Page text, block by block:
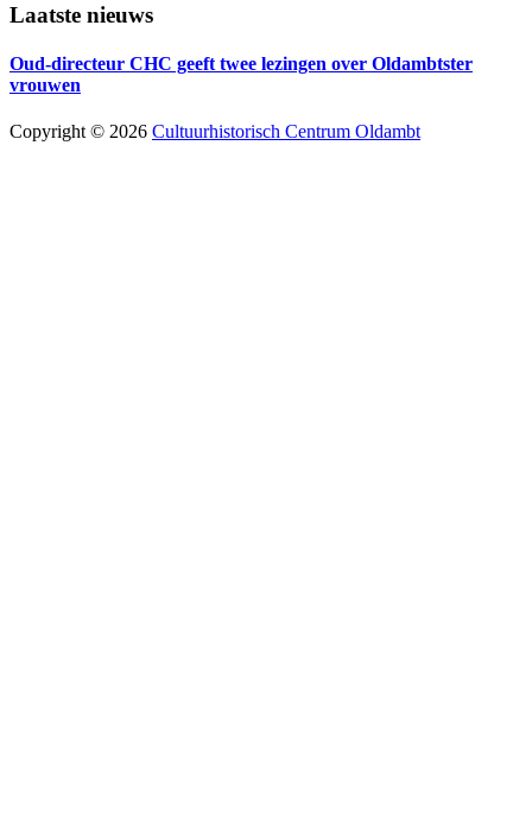
Laatste nieuws
Oud-directeur CHC geeft twee lezingen over Oldambtster
vrouwen
Copyright © 2026 Cultuurhistorisch Centrum Oldambt